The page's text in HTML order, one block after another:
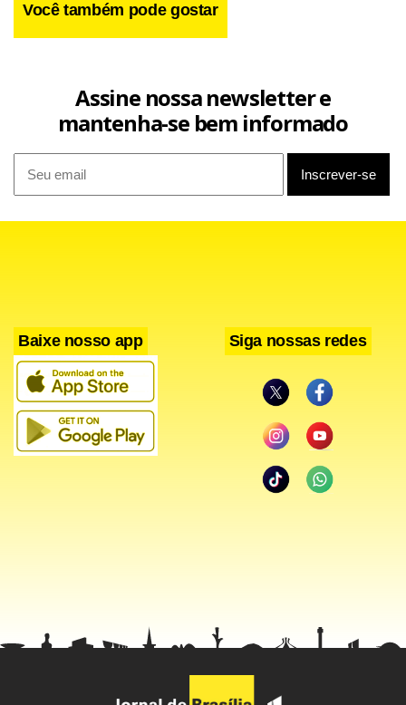
O técnico Adilson Batista compartilha da opinião de que
ganhar é importante, porém, demonstra uma grande
preocupação com o desgaste da equipe, que, na quarta-
feira, penou para empatar por 1 a 1 com o Treze-PB e
garantir a vaga na terceira fase da Copa do Brasil.
de semana, pois o nosso desgaste acaba sendo maior,
pensando apenas na nossa partida. O Vasco, porém, sabe
Você também pode gostar
Assine nossa newsletter e
mantenha-se bem informado
Baixe nosso app Siga nossas redes